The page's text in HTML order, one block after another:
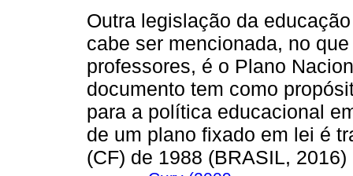
Outra legislação da
cabe ser mencionada, no
professores, é o Plano
documento tem como
para a política educacional
de um plano fixado em lei é
(CF) de 1988 (BRASIL,